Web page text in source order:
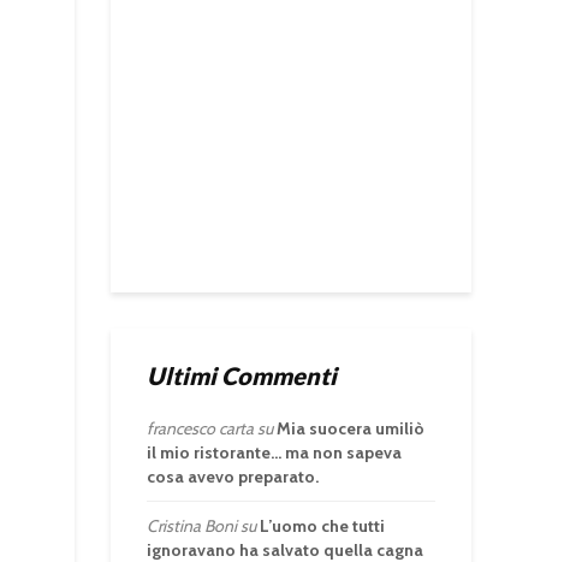
Ultimi Commenti
francesco cartasuMia suocera umiliò
il mio ristorante… ma non sapeva
cosa avevo preparato.
Cristina BonisuL’uomo che tutti
ignoravano ha salvato quella cagna